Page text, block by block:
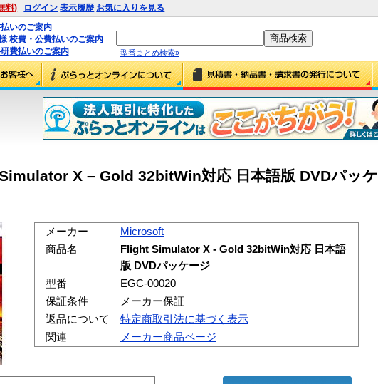
料) ログイン 表示履歴 お気に入りを見る
いのご案内
校費・公費払いのご案内
費払いのご案内
型番まとめ検索»
X – Gold 32bitWin対応 日本語版 DVDパッ
メーカー
Microsoft
商品名
Flight Simulator X - Gold 32bitWin対応 日本語
版 DVDパッケージ
型番
EGC-00020
保証条件
メーカー保証
返品について
特定商取引法に基づく表示
関連
メーカー商品ページ